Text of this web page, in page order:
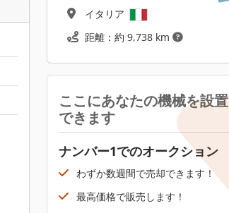
イタリア
距離：約 9,738 km
ここにあなたの機械を設置
できます
ナンバー1でのオークション
わずか数週間で売却できます！
最高価格で販売します！